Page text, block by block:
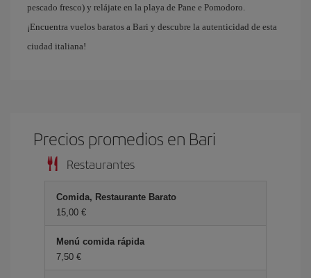
pescado fresco) y relájate en la playa de Pane e Pomodoro.
¡Encuentra vuelos baratos a Bari y descubre la autenticidad de esta
ciudad italiana!
Precios promedios en Bari
Restaurantes
Comida, Restaurante Barato
15,00 €
Menú comida rápida
7,50 €